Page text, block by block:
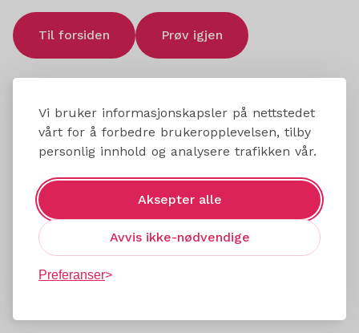
Vi bruker informasjonskapsler på nettstedet
vårt for å forbedre brukeropplevelsen, tilby
personlig innhold og analysere trafikken vår.
Aksepter alle
Avvis ikke-nødvendige
Preferanser
Til forsiden Prøv igjen